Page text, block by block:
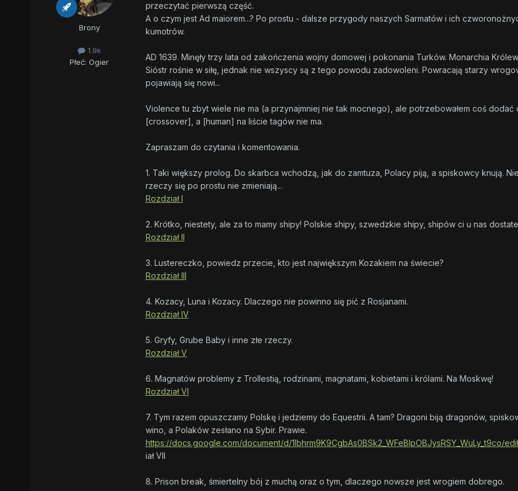
Brony
1.9k
Płeć: Ogier
przeczytać pierwszą część.
A o czym jest Ad maiorem...? Po prostu - dalsze przygody naszych Sarmatów i ich
kumotrów.
AD 1639. Minęły trzy lata od zakończenia wojny domowej i pokonania Turków. Monarchia
Sióstr rośnie w siłę, jednak nie wszyscy są z tego powodu zadowoleni. Powracają starzy
pojawiają się nowi...
Violence tu zbyt wiele nie ma (a przynajmniej nie tak mocnego), ale potrzebowałem coś dodać
[crossover], a [human] na liście tagów nie ma.
Zapraszam do czytania i komentowania.
1. Taki większy prolog. Do skarbca wchodzą, jak do zamtuza, Polacy piją, a spiskowcy knują.
rzeczy się po prostu nie zmieniają...
Rozdział I
2. Krótko, niestety, ale za to mamy shipy! Polskie shipy, szwedzkie shipy, shipów ci u nas
Rozdział II
3. Lustereczko, powiedz przecie, kto jest największym Kozakiem na świecie?
Rozdział III
4. Kozacy, Luna i Kozacy. Dlaczego nie powinno się pić z Rosjanami.
Rozdział IV
5. Gryfy, Grube Baby i inne złe rzeczy.
Rozdział V
6. Magnatów problemy z Trollestią, rodzinami, magnatami, kobietami i królami. Na Moskwę!
Rozdział VI
7. Tym razem opuszczamy Polskę i jedziemy do Equestrii. A tam? Dragoni biją dragonów,
wino, a Polaków zesłano na Sybir. Prawie.
https://docs.google.com/document/d/1lbhrm9K9CgbAs0BSk2_WFeBIpOBJysRSY_WuLy_t9co/
iał VII
8. Prison break, śmiertelny bój z muchą oraz o tym, dlaczego nowsze jest wrogiem dobrego.